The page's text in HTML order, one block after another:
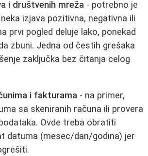
i društvenih mreža - potrebno je
izjava pozitivna, negativna ili
prvi pogled deluje lako, ponekad
zbuni. Jedna od čestih grešaka
zaključka bez čitanja celog
i fakturama - na primer,
sa skeniranih računa ili provera
Ovde treba obratiti
datuma (mesec/dan/godina) jer